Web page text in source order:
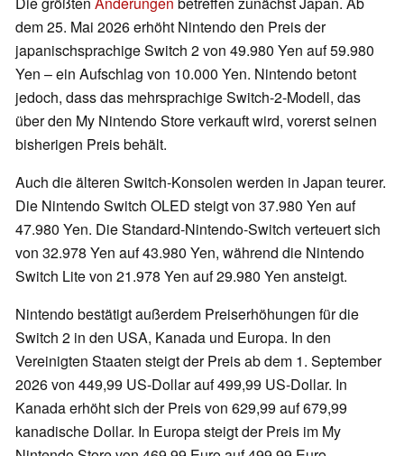
dem 25. Mai 2026 erhöht Nintendo den Preis der
japanischsprachige Switch 2 von 49.980 Yen auf 59.980
Yen – ein Aufschlag von 10.000 Yen. Nintendo betont
jedoch, dass das mehrsprachige Switch-2-Modell, das
über den My Nintendo Store verkauft wird, vorerst seinen
bisherigen Preis behält.
Auch die älteren Switch-Konsolen werden in Japan teurer.
Die Nintendo Switch OLED steigt von 37.980 Yen auf
47.980 Yen. Die Standard-Nintendo-Switch verteuert sich
von 32.978 Yen auf 43.980 Yen, während die Nintendo
Switch Lite von 21.978 Yen auf 29.980 Yen ansteigt.
Nintendo bestätigt außerdem Preiserhöhungen für die
Switch 2 in den USA, Kanada und Europa. In den
Vereinigten Staaten steigt der Preis ab dem 1. September
2026 von 449,99 US-Dollar auf 499,99 US-Dollar. In
Kanada erhöht sich der Preis von 629,99 auf 679,99
kanadische Dollar. In Europa steigt der Preis im My